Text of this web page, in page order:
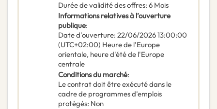
Durée de validité des offres: 6 Mois
Informations relatives à l’ouverture
publique:
Date d'ouverture: 22/06/202613:00:00
(UTC+02:00) Heure de l'Europe
orientale, heure d'été de l'Europe
centrale
Conditions du marché:
Le contrat doit être exécuté dans le
cadre de programmes d’emplois
protégés: Non